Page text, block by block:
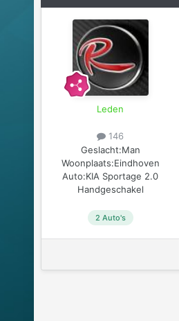
Leden
146
Geslacht:Man
Woonplaats:Eindhoven
Auto:KIA Sportage 2.0
Handgeschakel
2 Auto's